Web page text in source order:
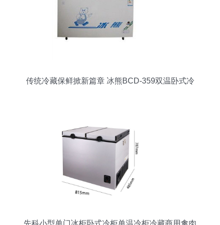
传统冷藏保鲜掀新篇章 冰熊BCD-359双温卧式冷
先科小型单门冰柜卧式冷柜单温冷柜冷藏商用禽肉